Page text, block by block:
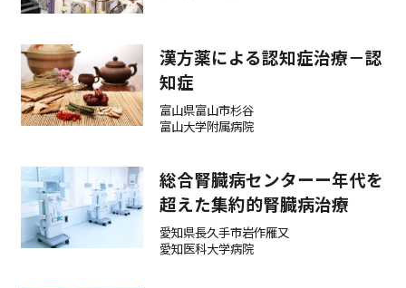
検診・検査
出産・子ども
漢方薬による認知症治療－認
知症
富山県富山市杉谷
富山大学附属病院
総合腎臓病センターー年代を
超えた集約的腎臓病治療
愛知県長久手市岩作雁又
愛知医科大学病院